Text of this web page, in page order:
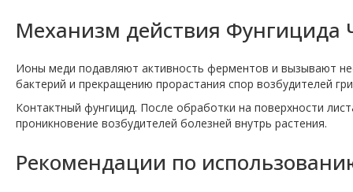
Механизм действия
Ионы меди подавляют активность ферментов и вызывают
бактерий и прекращению прорастания спор возбудителей
Контактный фунгицид. После обработки на поверхности
проникновение возбудителей болезней внутрь растения.
Рекомендации по